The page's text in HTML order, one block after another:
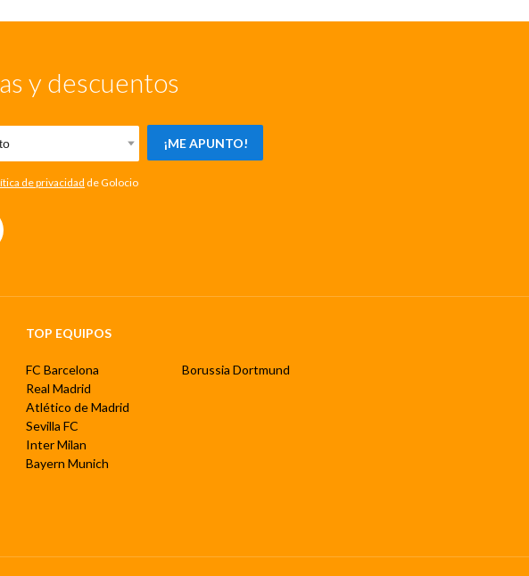
y descuentos
¡ME APUNTO!
de privacidad de Golocio
TOP EQUIPOS
FC Barcelona
Real Madrid
Atlético de Madrid
Sevilla FC
Inter Milan
Bayern Munich
Borussia Dortmund